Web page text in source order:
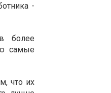
-
более
самые
что их